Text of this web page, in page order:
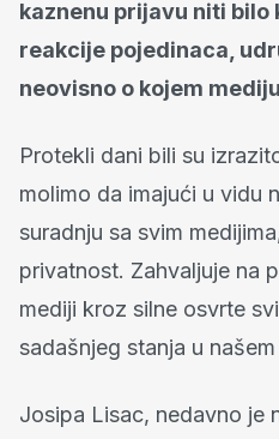
kaznenu prijavu niti bilo
reakcije pojedinaca,
neovisno o kojem
Protekli dani bili su
molimo da imajući u vidu
suradnju sa svim
privatnost. Zahvaljuje na
mediji kroz silne osvrte
sadašnjeg stanja u
Josipa Lisac, nedavno je